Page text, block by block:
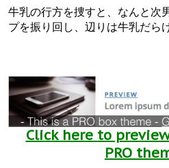
牛乳の行方を捜すと、なんと次
プを振り回し、辺りは牛乳だら
Click here to
PRO